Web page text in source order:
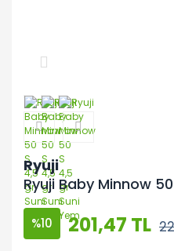
Ryuji
Ryuji Baby Minnow
%10 201,47 TL